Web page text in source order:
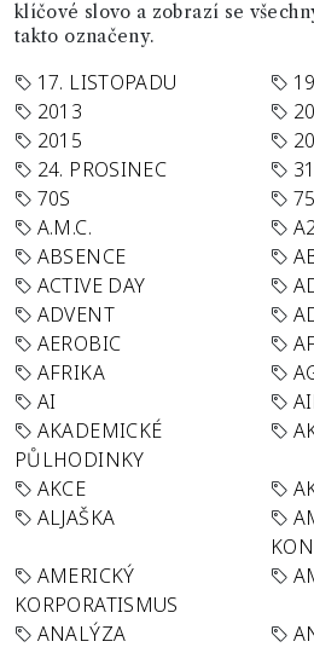
klíčové slovo a zobrazí se
takto označeny.
17. LISTOPADU
2013
2015
24. PROSINEC
70S
A.M.C.
ABSENCE
ACTIVE DAY
ADVENT
AEROBIC
AFRIKA
AI
AKADEMICKÉ
PŮLHODINKY
AKCE
ALJAŠKA
AMERICKÝ
KORPORATISMUS
ANALÝZA